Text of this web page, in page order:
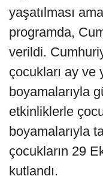
yaşatılması
programda,
verildi.
çocukları ay ve
boyamalarıyla
etkinliklerle
boyamalarıyla
çocukların 29
kutlandı.